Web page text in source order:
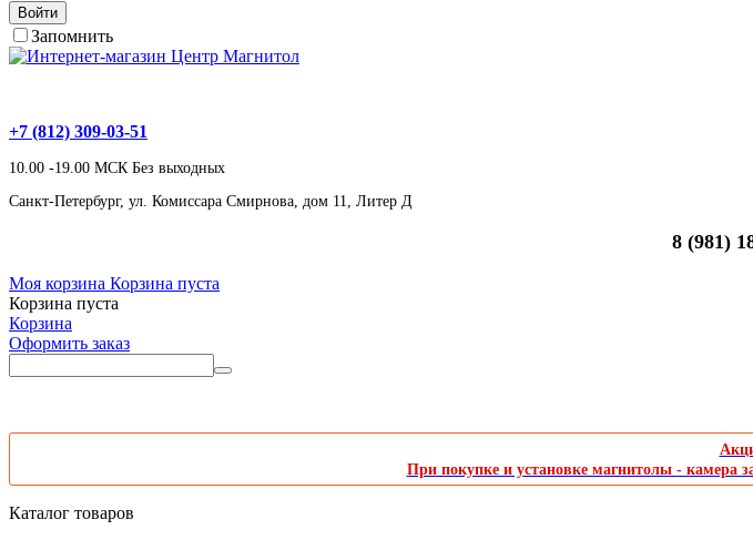
Войти
Запомнить
+7 (812) 309-03-51
10.00 -19.00 МСК Без выходных
Санкт-Петербург, ул. Комиссара Смирнова, дом 11, Литер Д
8 (981)
Моя корзина Корзина пуста
Корзина пуста
Корзина
Оформить заказ
При покупке и установке магнитолы - камера
Каталог товаров